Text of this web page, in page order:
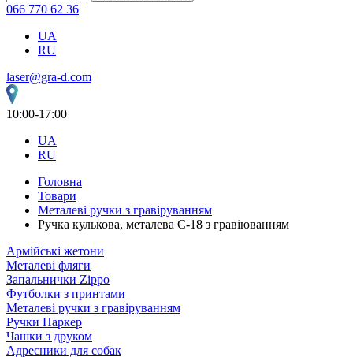
066 770 62 36
UA
RU
laser@gra-d.com
10:00-17:00
UA
RU
Головна
Товари
Металеві ручки з гравіруванням
Ручка кулькова, металева C-18 з гравіюванням
Армійські жетони
Металеві фляги
Запальнички Zippo
Футболки з принтами
Металеві ручки з гравіруванням
Ручки Паркер
Чашки з друком
Адресники для собак